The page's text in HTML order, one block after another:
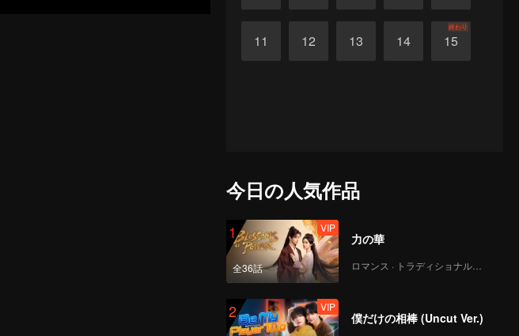
11 12 13 14 15
終わり
今日の人気作品
1
全36話
VIP
力の華
ロマンス · トラディショナル・コスチューム
2 VIP
僕だけの相棒 (Uncut Ver.)